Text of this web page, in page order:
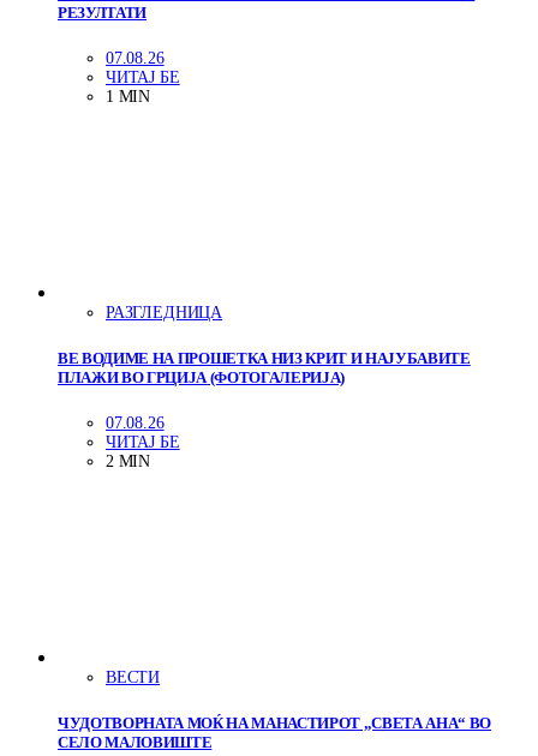
РЕЗУЛТАТИ
07.08.26
ЧИТАЈ БЕ
1 MIN
РАЗГЛЕДНИЦА
ВЕ ВОДИМЕ НА ПРОШЕТКА НИЗ КРИТ И НАЈУБАВИТЕ
ПЛАЖИ ВО ГРЦИЈА (ФОТОГАЛЕРИЈА)
07.08.26
ЧИТАЈ БЕ
2 MIN
ВЕСТИ
ЧУДОТВОРНАТА МОЌ НА МАНАСТИРОТ „СВЕТА АНА“ ВО
СЕЛО МАЛОВИШТЕ